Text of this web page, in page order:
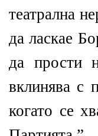
театрална
да ласкае
да прости
вклинява с
когато се